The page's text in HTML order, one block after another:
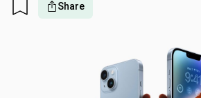
Share